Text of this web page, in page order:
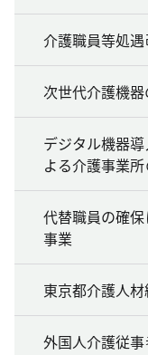
介護職員等処
次世代介護機
デジタル機器
よる介護事業
代替職員の確
事業
東京都介護人
外国人介護従